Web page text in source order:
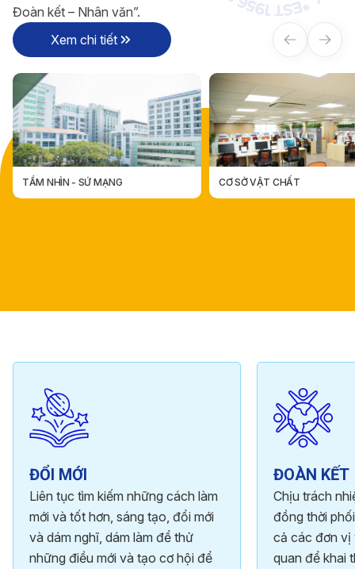
Đoàn kết – Nhân văn”.
Xem chi tiết
TẦM NHÌN - SỨ MẠNG CƠ SỞ VẬT CHẤT
ĐỔI MỚI
Liên tục tìm kiếm những cách làm
mới và tốt hơn, sáng tạo, đổi mới
và dám nghĩ, dám làm để thử
những điều mới và tạo cơ hội để
ĐOÀN KẾT
Chịu trách
đồng thời
cả các đơn vị
quan để khai